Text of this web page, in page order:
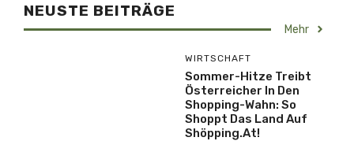
NEUSTE BEITRÄGE
Mehr
WIRTSCHAFT
Sommer-Hitze Treibt
Österreicher In Den
Shopping-Wahn: So
Shoppt Das Land Auf
Shöpping.at!